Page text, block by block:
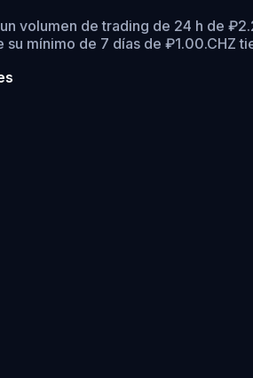
volumen de trading de 24 h de
su mínimo de 7 días de ₽1.00.CHZ